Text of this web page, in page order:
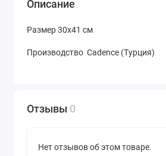
Описание
Размер 30х41 см
Производство Cadence (Турция)
Отзывы 0
Нет отзывов об этом товаре.